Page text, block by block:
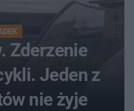
Zderzenie
Jeden z
nie żyje